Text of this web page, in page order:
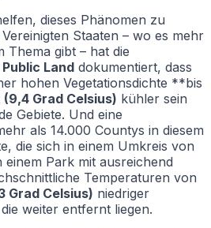
dieses Phänomen zu
Staaten – wo es mehr
Thema gibt – hat die
Land dokumentiert, dass
hohen Vegetationsdichte **bis
Grad Celsius) kühler sein
Gebiete. Und eine
als 14.000 Countys in diesem
die sich in einem Umkreis von
Park mit ausreichend
Temperaturen von
Grad Celsius) niedriger
weiter entfernt liegen.